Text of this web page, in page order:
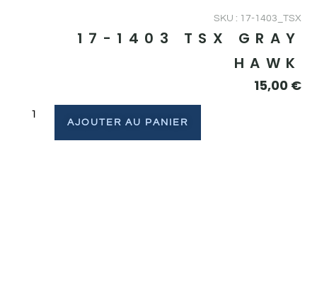
SKU : 17-1403_TSX
17-1403 TSX GRAY
HAWK
15,00 €
AJOUTER AU PANIER